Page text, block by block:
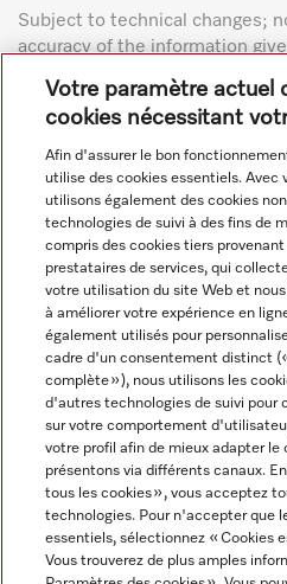
Subject to technical changes;
accuracy of the information
Navigation
Service
Votre paramètre actuel
cookies nécessitant
Afin d'assurer le bon
utilise des cookies essentiels. Avec
utilisons également des cookies
technologies de suivi à des fins de
compris des cookies tiers
prestataires de services, qui
votre utilisation du site Web et
à améliorer votre expérience en
également utilisés pour
cadre d'un consentement distinct
complète »), nous utilisons les
d'autres technologies de suivi pour
sur votre comportement
votre profil afin de mieux adapter le
présentons via différents canaux.
tous les cookies », vous acceptez
technologies. Pour n'accepter que
essentiels, sélectionnez « Cookies
Vous trouverez de plus amples